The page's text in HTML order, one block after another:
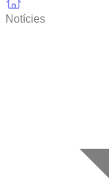
Notícies